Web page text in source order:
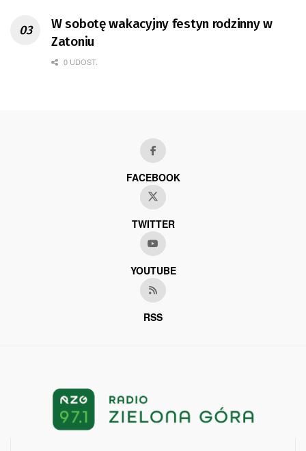
W sobotę wakacyjny festyn rodzinny w
Zatoniu
0 UDOST.
FACEBOOK
TWITTER
YOUTUBE
RSS